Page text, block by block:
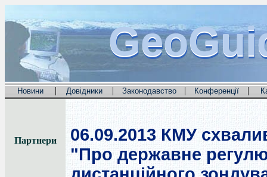
Новини | Довідники | Законодавство | Конференції |
Партнери 06.09.2013 КМУ
"Про державне